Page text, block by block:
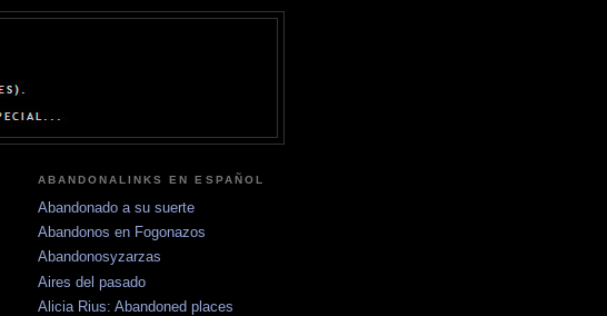
ABANDONALINKS EN ESPAÑOL
Abandonado a su suerte
Abandonos en Fogonazos
Abandonosyzarzas
Aires del pasado
Alicia Rius: Abandoned places